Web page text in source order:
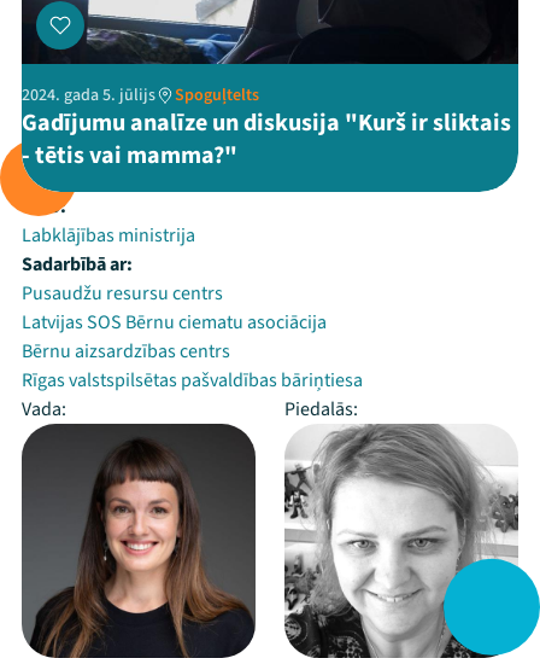
2024. gada 5. jūlijs Spoguļtelts
Gadījumu analīze un diskusija "Kurš ir sliktais
- tētis vai mamma?"
Rīko:
Labklājības ministrija
Sadarbībā ar:
Pusaudžu resursu centrs
Latvijas SOS Bērnu ciematu asociācija
Bērnu aizsardzības centrs
Rīgas valstspilsētas pašvaldības bāriņtiesa
Vada:
Piedalās: